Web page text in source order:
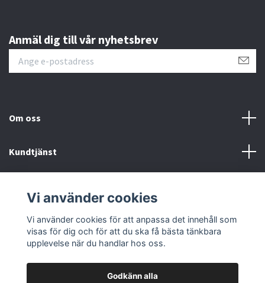
Anmäl dig till vår nyhetsbrev
Om oss
Kundtjänst
Sociala medier
Vi använder cookies
Vi använder cookies för att anpassa det innehåll som
visas för dig och för att du ska få bästa tänkbara
upplevelse när du handlar hos oss.
Godkänn alla